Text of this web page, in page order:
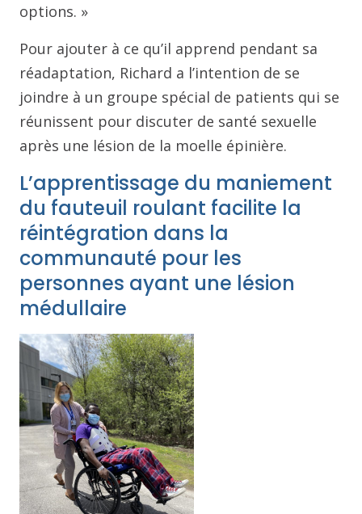
options. »
Pour ajouter à ce qu’il apprend pendant sa
réadaptation, Richard a l’intention de se
joindre à un groupe spécial de patients qui se
réunissent pour discuter de santé sexuelle
après une lésion de la moelle épinière.
L’apprentissage du maniement
du fauteuil roulant facilite la
réintégration dans la
communauté pour les
personnes ayant une lésion
médullaire